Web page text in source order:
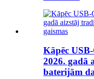
Kāpēc
2026. gadā
baterijām